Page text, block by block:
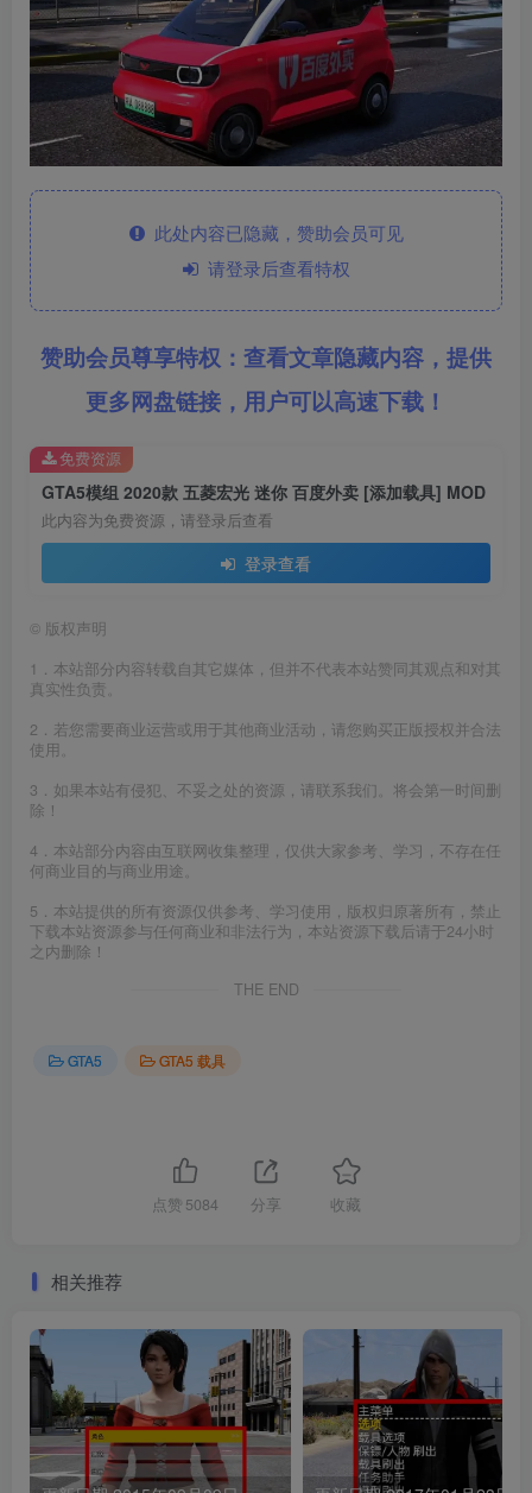
此处内容已隐藏，赞助会员可见
请登录后查看特权
赞助会员尊享特权：查看文章隐藏内容，提供
更多网盘链接，用户可以高速下载！
GTA5模组 2020款 五菱宏光 迷你 百度外卖 [添加载具] MOD
此内容为免费资源，请登录后查看
登录查看
免费资源
© 版权声明
1．本站部分内容转载自其它媒体，但并不代表本站赞同其观点和对其
真实性负责。
2．若您需要商业运营或用于其他商业活动，请您购买正版授权并合法
使用。
3．如果本站有侵犯、不妥之处的资源，请联系我们。将会第一时间删
除！
4．本站部分内容由互联网收集整理，仅供大家参考、学习，不存在任
何商业目的与商业用途。
5．本站提供的所有资源仅供参考、学习使用，版权归原著所有，禁止
下载本站资源参与任何商业和非法行为，本站资源下载后请于24小时
之内删除！
THE END
GTA5 GTA5 载具
点赞 5084 分享 收藏
相关推荐